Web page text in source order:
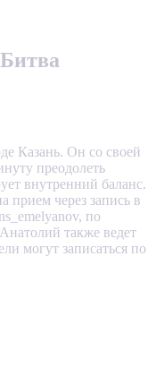
Казань. Он со своей
преодолеть
внутренний баланс.
прием через запись в
по
также ведет
могут записаться по